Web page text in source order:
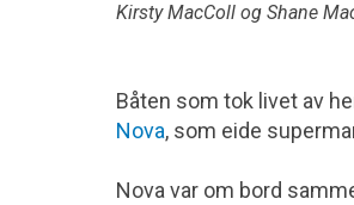
Kirsty MacColl og Shane
Båten som tok livet av
Nova, som eide
Nova var om bord